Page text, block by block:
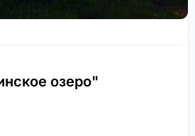
озеро"